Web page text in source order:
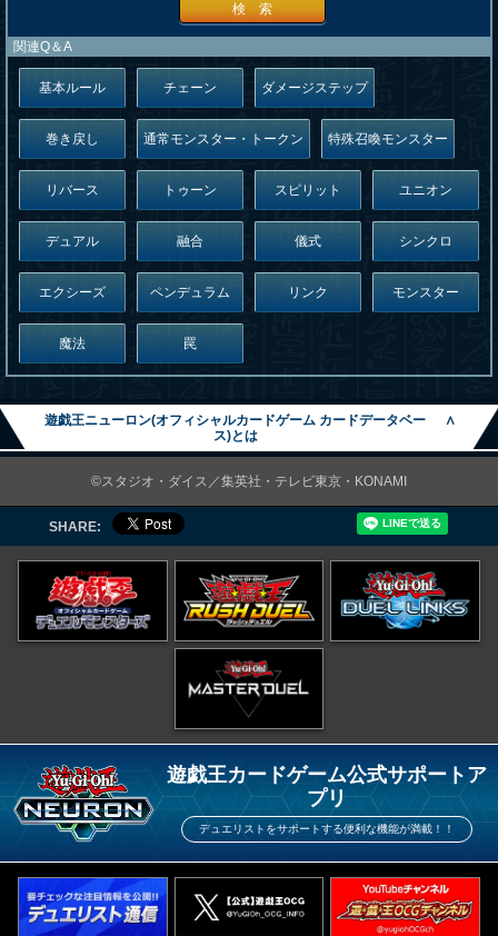
検 索
関連Q＆A
基本ルール チェーン ダメージステップ
巻き戻し 通常モンスター・トークン 特殊召喚モンスター
リバース トゥーン スピリット ユニオン
デュアル 融合 儀式 シンクロ
エクシーズ ペンデュラム リンク モンスター
魔法 罠
遊戯王ニューロン(オフィシャルカードゲーム カードデータベー
ス)とは
∧
©スタジオ・ダイス／集英社・テレビ東京・KONAMI
SHARE:
遊戯王カードゲーム公式サポートア
プリ
デュエリストをサポートする便利な機能が満載！！